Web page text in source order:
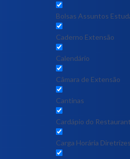
Bolsas Assuntos
Caderno Extensão
Calendário
Câmara de Extensão
Cantinas
Cardápio do
Carga Horária